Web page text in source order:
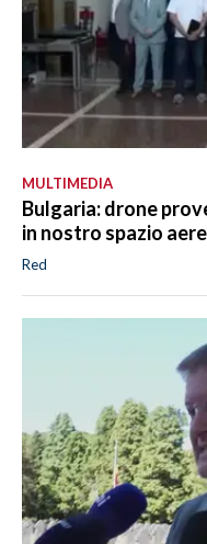
MULTIMEDIA
Bulgaria: drone
in nostro spazio
Red